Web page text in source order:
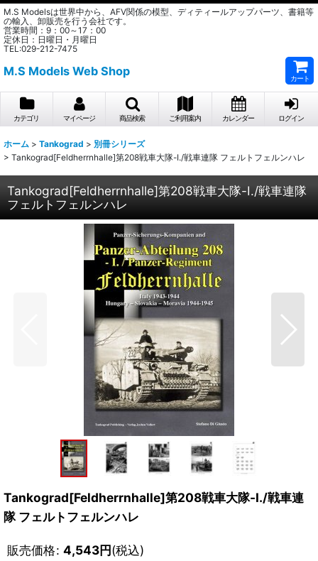
M.S Modelsは世界中から、AFV関係の模型、ディティールアップパーツ、書籍等
の輸入、卸販売を行う会社です。
営業時間：9：00～17：00
定休日：日曜日・月曜日
TEL:029-212-7475
M.S Models Web Shop
カート
カテゴリ マイページ 商品検索 ご利用案内 カレンダー ログイン
ホーム > Tankograd > 別冊シリーズ
> Tankograd[Feldherrnhalle]第208戦車大隊-I./戦車連隊 フェルトフェルンハレ
Tankograd[Feldherrnhalle]第208戦車大隊-I./戦車連隊
フェルトフェルンハレ
Tankograd[Feldherrnhalle]第208戦車大隊-I./戦車連
隊 フェルトフェルンハレ
販売価格: 4,543円(税込)